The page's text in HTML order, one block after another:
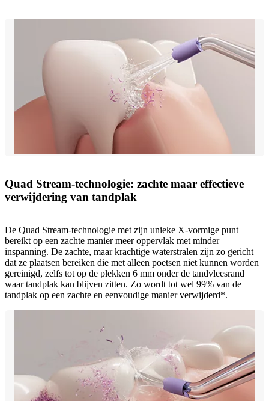
Quad Stream-technologie: zachte maar effectieve
verwijdering van tandplak
De Quad Stream-technologie met zijn unieke X-vormige punt
bereikt op een zachte manier meer oppervlak met minder
inspanning. De zachte, maar krachtige waterstralen zijn zo gericht
dat ze plaatsen bereiken die met alleen poetsen niet kunnen worden
gereinigd, zelfs tot op de plekken 6 mm onder de tandvleesrand
waar tandplak kan blijven zitten. Zo wordt tot wel 99% van de
tandplak op een zachte en eenvoudige manier verwijderd*.